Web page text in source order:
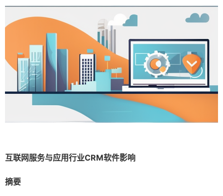
互联网服务与应用行业CRM软件影响
摘要